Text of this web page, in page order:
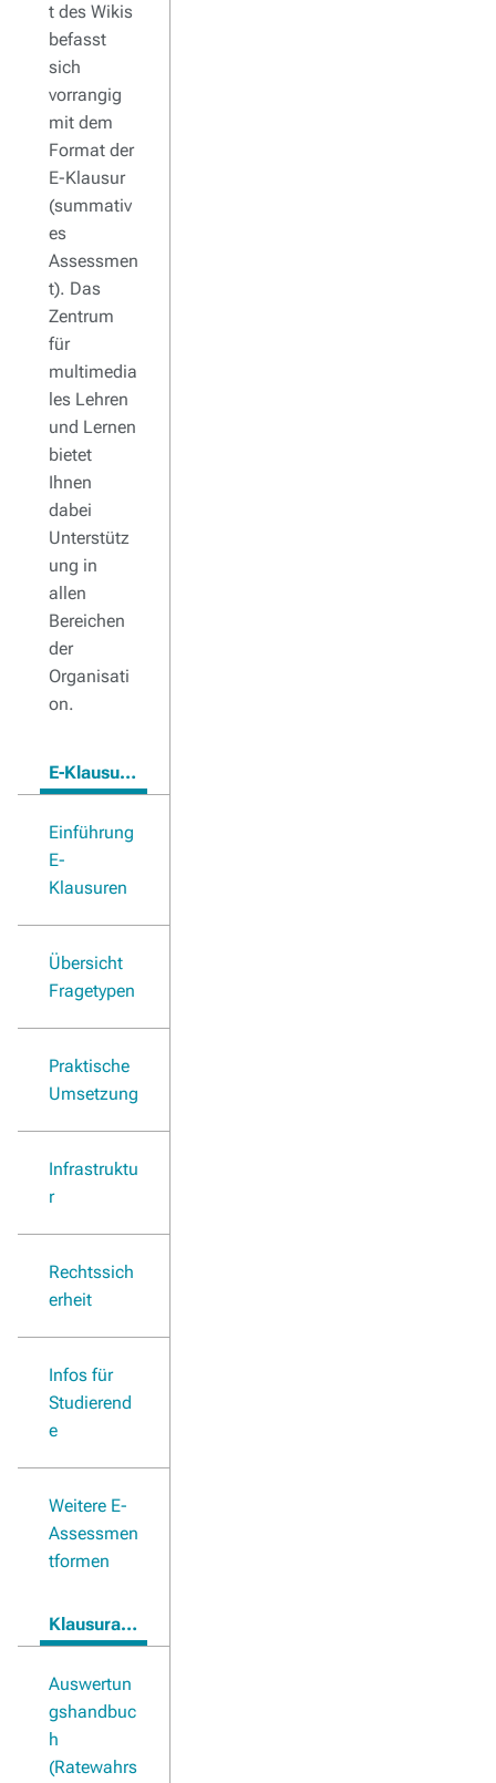
t des Wikis
befasst
sich
vorrangig
mit dem
Format der
E-Klausur
(summativ
es
Assessmen
t). Das
Zentrum
für
multimedia
les Lehren
und Lernen
bietet
Ihnen
dabei
Unterstütz
ung in
allen
Bereichen
der
Organisati
on.
E-Klausuren
Einführung
E-
Klausuren
Übersicht
Fragetypen
Praktische
Umsetzung
Infrastruktu
r
Rechtssich
erheit
Infos für
Studierend
e
Weitere E-
Assessmen
tformen
Klausurauswertung von Antwort-Wahl-Formaten
Auswertun
gshandbuc
h
(Ratewahrs